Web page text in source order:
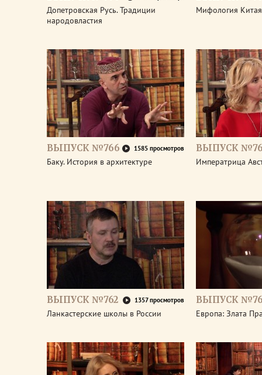
Допетровская Русь. Традиции
народовластия
Мифология Китая
ВЫПУСК №766 1585 просмотров
Баку. История в архитектуре
ВЫПУСК
Императрица
ВЫПУСК №762 1357 просмотров
Ланкастерские школы в России
ВЫПУСК
Европа: Злата